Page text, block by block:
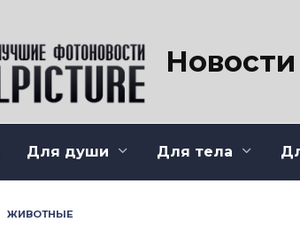
Для души Для тела
ЖИВОТНЫЕ